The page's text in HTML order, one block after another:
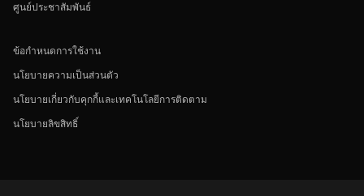
ศูนย์ประชาสัมพันธ์
ข้อกำหนดการใช้งาน
นโยบายความเป็นส่วนตัว
นโยบายเกี่ยวกับคุกกี้และเทคโนโลยีการติดตาม
นโยบายลิขสิทธิ์